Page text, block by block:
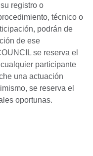
registro o
técnico o
podrán de
de ese
se reserva el
participante
una actuación
se reserva el
oportunas.